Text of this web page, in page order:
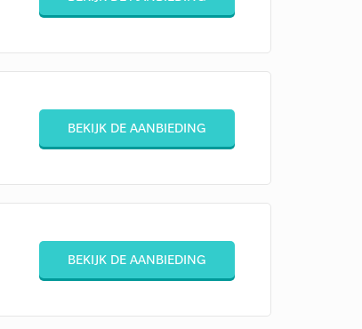
BEKIJK DE AANBIEDING
BEKIJK DE AANBIEDING